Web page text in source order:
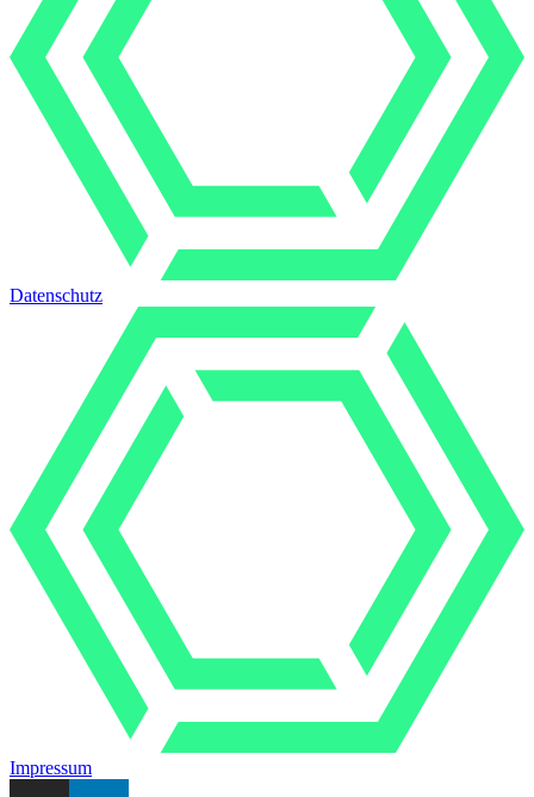
Datenschutz
Impressum